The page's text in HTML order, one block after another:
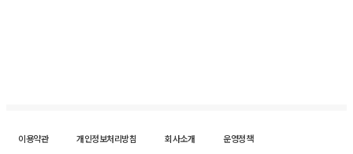
이용약관 개인정보처리방침 회사소개
운영정책